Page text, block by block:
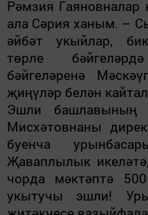
Рәмзия Гаяновналар
ала Сәрия ханым. –
әйбәт укый­лар,
төрле
бәйгеләренә
җиңүләр белән
Эшли башлавының
Мисхәтовнаны
буенча
Җаваплылык
чор­да мәктәптә
укытучы эшли!